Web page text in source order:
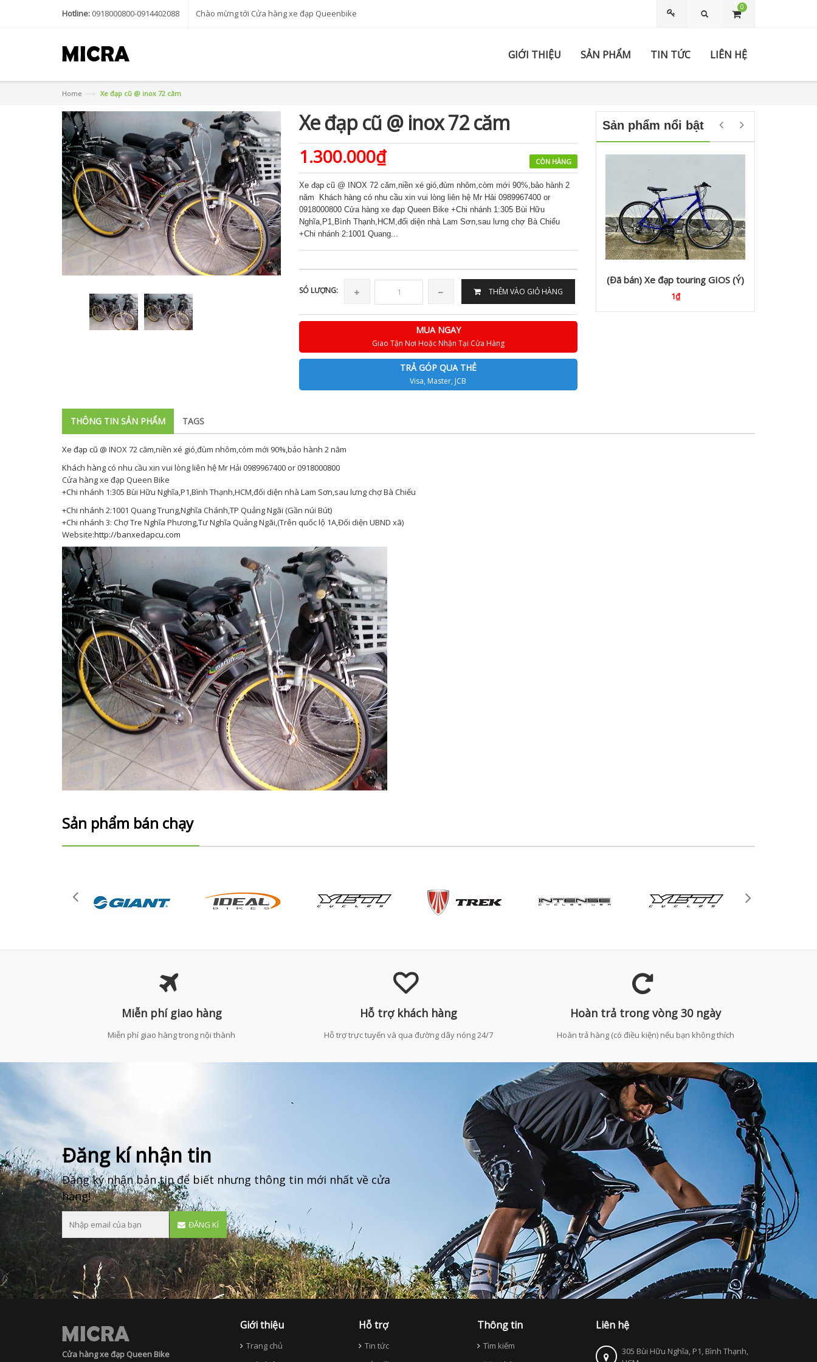
Hotline: 0918000800-0914402088 Chào mừng tới Cửa hàng xe đạp Queenbike
0
Tìm kiếm
GIỚI THIỆU SẢN PHẨM TIN TỨC LIÊN HỆ
Home —› Xe đạp cũ @ inox 72 căm
Xe đạp cũ @ inox 72 căm
CÒN HÀNG
1.300.000₫
Xe đạp cũ @ INOX 72 căm,niền xé gió,đùm nhôm,còm mới 90%,bảo hành 2
năm Khách hàng có nhu cầu xin vui lòng liên hệ Mr Hải 0989967400 or
0918000800 Cửa hàng xe đạp Queen Bike +Chi nhánh 1:305 Bùi Hữu
Nghĩa,P1,Bình Thạnh,HCM,đối diện nhà Lam Sơn,sau lưng chợ Bà Chiểu
+Chi nhánh 2:1001 Quang...
SÓ LƯỢNG: THÊM VÀO GIỎ HÀNG
MUA NGAY
Giao Tận Nơi Hoặc Nhận Tại Cửa Hàng
TRẢ GÓP QUA THẺ
Visa, Master, JCB
Sản phẩm nổi bật
(Đã bán) Xe đạp touring GIOS (Ý)
1₫
THÔNG TIN SẢN PHẨM TAGS
Xe đạp cũ @ INOX 72 căm,niền xé gió,đùm nhôm,còm mới 90%,bảo hành 2 năm
Khách hàng có nhu cầu xin vui lòng liên hệ Mr Hải 0989967400 or 0918000800
Cửa hàng xe đạp Queen Bike
+Chi nhánh 1:305 Bùi Hữu Nghĩa,P1,Bình Thạnh,HCM,đối diện nhà Lam Sơn,sau lưng chợ Bà Chiểu
+Chi nhánh 2:1001 Quang Trung,Nghĩa Chánh,TP Quảng Ngãi (Gần núi Bút)
+Chi nhánh 3: Chợ Tre Nghĩa Phương,Tư Nghĩa Quảng Ngãi,(Trên quốc lộ 1A,Đối diện UBND xã)
Website:http://banxedapcu.com
Sản phẩm bán chạy
Miễn phí giao hàng
Miễn phí giao hàng trong nội thành
Hỗ trợ khách hàng
Hỗ trợ trực tuyến và qua đường dây nóng 24/7
Hoàn trả trong vòng 30 ngày
Hoàn trả hàng (có điều kiện) nếu bạn không thích
Đăng kí nhận tin
Đăng ký nhận bản tin để biết nhưng thông tin mới nhất về cửa
hàng!
ĐĂNG KÍ
Cửa hàng xe đạp Queen Bike
Giới thiệu
Trang chủ
Hỗ trợ
Tin tức
Thông tin
Tìm kiếm
Liên hệ
305 Bùi Hữu Nghĩa, P1, Bình Thạnh,